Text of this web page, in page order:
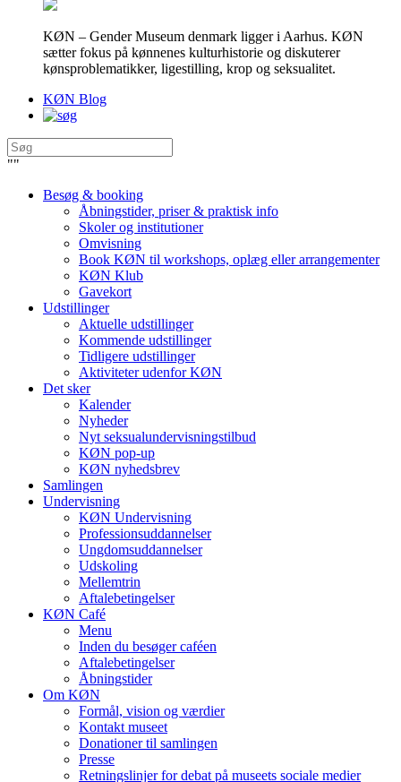
KØN – Gender Museum denmark ligger i Aarhus. KØN
sætter fokus på kønnenes kulturhistorie og diskuterer
kønsproblematikker, ligestilling, krop og seksualitet.
KØN Blog
""
Besøg & booking
Åbningstider, priser & praktisk info
Skoler og institutioner
Omvisning
Book KØN til workshops, oplæg eller arrangementer
KØN Klub
Gavekort
Udstillinger
Aktuelle udstillinger
Kommende udstillinger
Tidligere udstillinger
Aktiviteter udenfor KØN
Det sker
Kalender
Nyheder
Nyt seksualundervisningstilbud
KØN pop-up
KØN nyhedsbrev
Samlingen
Undervisning
KØN Undervisning
Professionsuddannelser
Ungdomsuddannelser
Udskoling
Mellemtrin
Aftalebetingelser
KØN Café
Menu
Inden du besøger caféen
Aftalebetingelser
Åbningstider
Om KØN
Formål, vision og værdier
Kontakt museet
Donationer til samlingen
Presse
Retningslinjer for debat på museets sociale medier